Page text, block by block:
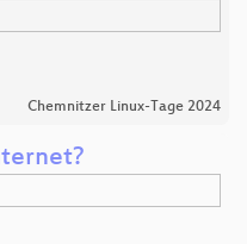
Chemnitzer Linux-Tage 2024